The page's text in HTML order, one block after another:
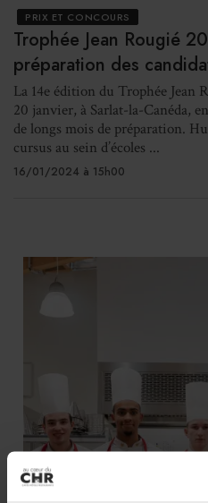
PRIX ET CONCOURS
Trophée Jean Rougié
préparation des
La 14e édition du Trophée Jean
20 janvier, à Sarlat-la-Canéda,
de longs mois de préparation.
cursus au sein d’écoles ...
16/01/2024 à 15h00